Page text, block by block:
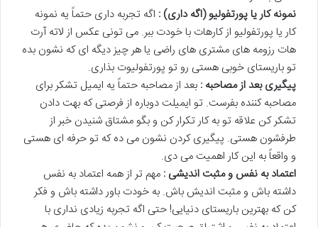
نمونه کار یا پورتفولیو (اگه داری) : اگه تجربه داری حتماً یه نمونه
کار یا پورتفولیو از کارهات با خودت ببر. می تونی عکس از لاته آرت
هات رزومه های مشتری های راضی یا هر چیز دیگه ای که نشون بده
تو باریستای خوبی هستی رو تو پورتفولیوت بذاری.
پیگیری بعد از مصاحبه : بعد از مصاحبه حتماً یه ایمیل تشکر برای
مصاحبه کننده بفرست. تو ایمیلت دوباره از فرصتی که بهت دادن
تشکر کن علاقه تو به کار تکرار کن و بگو مشتاق شنیدن خبر از
طرفشون هستی. پیگیری کردن نشون می ده که تو حرفه ای هستی
و واقعاً به این کار اهمیت می دی.
اعتماد به نفس و مثبت اندیشی : مهم تر از همه اعتماد به نفس
داشته باش و مثبت اندیش باش. به خودت باور داشته باش و فکر
کن که بهترین باریستای دنیایی! حتی اگه تجربه زیادی نداری با